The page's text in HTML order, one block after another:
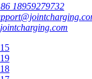
18959279732